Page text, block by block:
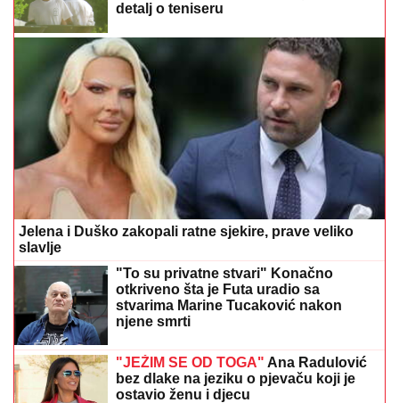
detalj o teniseru
Jelena i Duško zakopali ratne sjekire, prave veliko
slavlje
"To su privatne stvari" Konačno
otkriveno šta je Futa uradio sa
stvarima Marine Tucaković nakon
njene smrti
"JEŽIM SE OD TOGA" Ana Radulović
bez dlake na jeziku o pjevaču koji je
ostavio ženu i djecu